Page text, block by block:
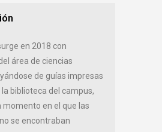
en 2018 con
área de ciencias
de guías impresas
biblioteca del campus,
momento en el que las
se encontraban